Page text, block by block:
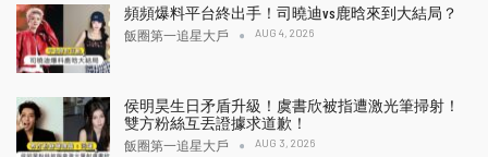
頻頻爆料平台終出手！司曉迪vs鹿晗來到大結局？
飯圈第一追星大戶 AUG 4, 2026
侯明昊生日矛盾升級！虞書欣被指遭激光筆掃射！
雙方粉絲互丟證據求道歉！
飯圈第一追星大戶 AUG 3, 2026